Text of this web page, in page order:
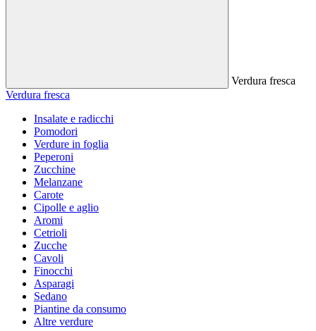
Verdura fresca
Verdura fresca
Insalate e radicchi
Pomodori
Verdure in foglia
Peperoni
Zucchine
Melanzane
Carote
Cipolle e aglio
Aromi
Cetrioli
Zucche
Cavoli
Finocchi
Asparagi
Sedano
Piantine da consumo
Altre verdure